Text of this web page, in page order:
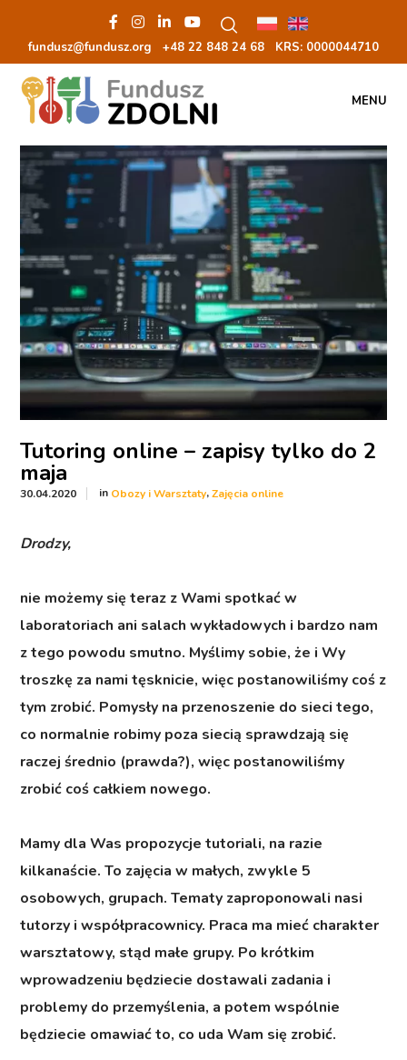
fundusz@fundusz.org +48 22 848 24 68 KRS: 0000044710
MENU
Tutoring online – zapisy tylko do 2
maja
30.04.2020 in Obozy i Warsztaty,Zajęcia online
Drodzy,
nie możemy się teraz z Wami spotkać w
laboratoriach ani salach wykładowych i bardzo nam
z tego powodu smutno. Myślimy sobie, że i Wy
troszkę za nami tęsknicie, więc postanowiliśmy coś z
tym zrobić. Pomysły na przenoszenie do sieci tego,
co normalnie robimy poza siecią sprawdzają się
raczej średnio (prawda?), więc postanowiliśmy
zrobić coś całkiem nowego.
Mamy dla Was propozycje tutoriali, na razie
kilkanaście. To zajęcia w małych, zwykle 5
osobowych, grupach. Tematy zaproponowali nasi
tutorzy i współpracownicy. Praca ma mieć charakter
warsztatowy, stąd małe grupy. Po krótkim
wprowadzeniu będziecie dostawali zadania i
problemy do przemyślenia, a potem wspólnie
będziecie omawiać to, co uda Wam się zrobić.